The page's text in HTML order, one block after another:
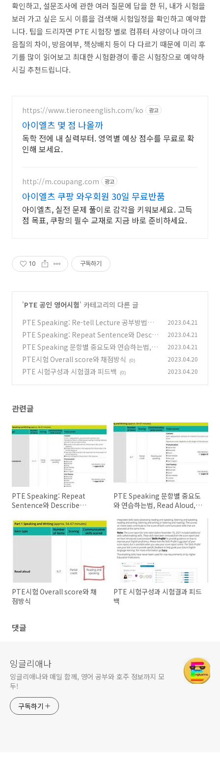
확인하고, 설문조사에 관한 여러 질문에 답을 한 뒤, 내가 시험을
보러 가고 싶은 도시 이름을 검색해 시험일정을 확인하고 예약합
니다. 팁을 드리자면 PTE 시험장 별로 컴퓨터 사양이나 마이크
음질의 차이, 방음여부, 책상배치 등이 다 다르기 때문에 미리 후
기를 많이 읽어보고 최대한 시험환경이 좋은 시험장으로 예약하
시길 추천드립니다.
https://www.tieroneenglish.com/ko 광고
아이엘츠 몇 점 나올까
독학 전에 내 실력부터. 영역별 예상 점수를 무료로 확
인해 보세요.
http://m.coupang.com 광고
아이엘츠 쿠팡 와우회원 30일 무료반품
아이엘츠, 실전 문제 풀이로 감각을 키워보세요. 고득
점 목표, 쿠팡의 필수 교재로 지금 바로 준비하세요.
10 구독하기
'PTE 공인 영어시험' 카테고리의 다른 글
PTE Speaking: Re-tell Lecture 공부방법과
DI 예시, ASQ
(0)
2023.04.21
PTE Speaking: Repeat Sentence와 Descri
be Image 공부방법 (0)
2023.04.21
PTE Speaking 문항별 중요도와 연습하는법, R
ead Aloud, RA 예시 (0)
2023.04.21
PTE시험 Overall score와 채점방식 (0) 2023.04.20
PTE 시험구성과 시험결과 피드백 (0) 2023.04.20
관련글
PTE Speaking: Repeat
Sentence와 Describe
PTE Speaking 문항별 중요도
와 연습하는법, Read Aloud,
PTE시험 Overall score와 채
점방식
PTE 시험구성과 시험결과 피드
백
댓글
잉글리애나
잉글리애나와 매일 함께, 영어 공부와 호주 정보까지 모
두!
구독하기